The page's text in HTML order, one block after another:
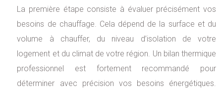
La première étape consiste à évaluer précisément vos
besoins de chauffage. Cela dépend de la surface et du
volume à chauffer, du niveau d’isolation de votre
logement et du climat de votre région. Un bilan thermique
professionnel est fortement recommandé pour
déterminer avec précision vos besoins énergétiques.